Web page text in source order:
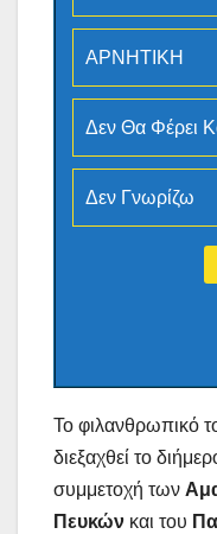
ΑΡΝΗΤΙΚΗ
Δεν Θα Φέρει
Δεν Γνωρίζω
Το φιλανθρωπικό
διεξαχθεί το
συμμετοχή των
Πευκών και του